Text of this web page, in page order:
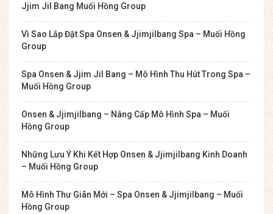
Jjim Jil Bang Muối Hồng Group
Vì Sao Lắp Đặt Spa Onsen & Jjimjilbang Spa – Muối Hồng
Group
Spa Onsen & Jjim Jil Bang – Mô Hình Thu Hút Trong Spa –
Muối Hồng Group
Onsen & Jjimjilbang – Nâng Cấp Mô Hình Spa – Muối
Hồng Group
Những Lưu Ý Khi Kết Hợp Onsen & Jjimjilbang Kinh Doanh
– Muối Hồng Group
Mô Hình Thư Giãn Mới – Spa Onsen & Jjimjilbang – Muối
Hồng Group